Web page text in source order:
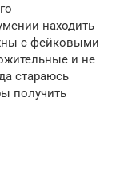
находить
с фейковыми
и не
стараюсь
получить